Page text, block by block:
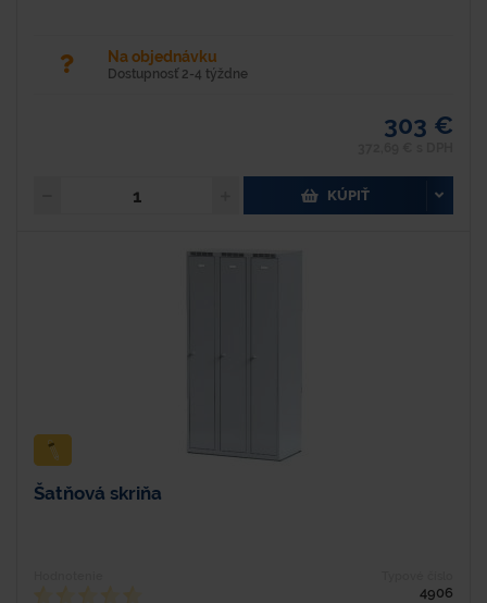
Na objednávku
Dostupnosť 2-4 týždne
303 €
KÚPIŤ
Šatňová skriňa
4906